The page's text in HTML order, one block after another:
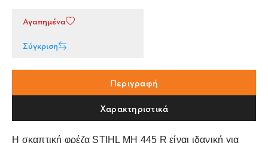
Αγαπημένα
Σύγκριση
Περιγραφή
Χαρακτηριστικά
Η σκαπτική φρέζα STIHL MH 445 R είναι ιδανική για